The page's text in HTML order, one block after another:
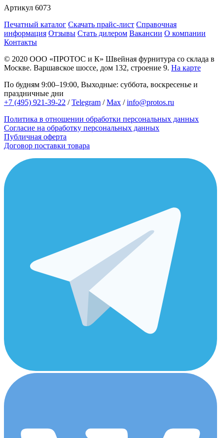
Артикул 6073
Печатный каталог Скачать прайс-лист Справочная
информация Отзывы Стать дилером Вакансии О компании
Контакты
© 2020 ООО «ПРОТОС и К» Швейная фурнитура со склада в
Москве. Варшавское шоссе, дом 132, строение 9. На карте
По будням 9:00–19:00, Выходные: суббота, воскресенье и
праздничные дни
+7 (495) 921-39-22 /Telegram /Max /info@protos.ru
Политика в отношении обработки персональных данных
Согласие на обработку персональных данных
Публичная оферта
Договор поставки товара